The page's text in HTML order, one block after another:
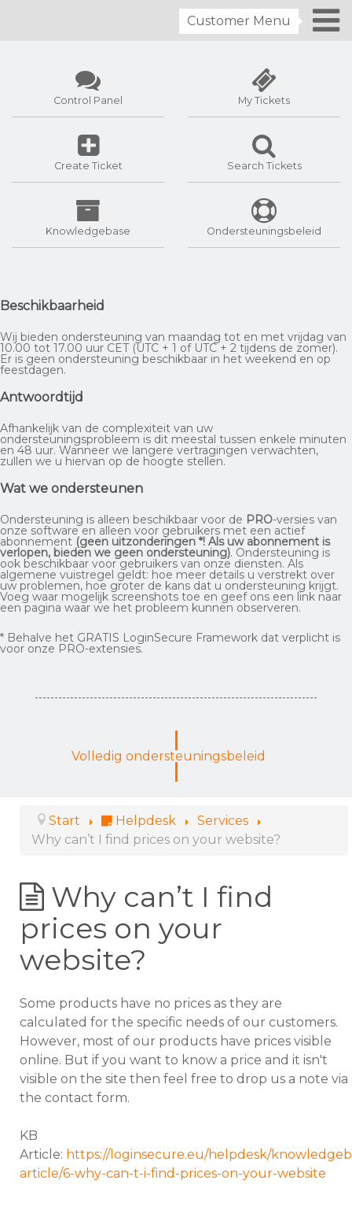
Customer Menu
Control Panel My Tickets
Create Ticket Search Tickets
Knowledgebase Ondersteuningsbeleid
Beschikbaarheid
Wij bieden ondersteuning van maandag tot en met vrijdag van
10.00 tot 17.00 uur CET (UTC + 1 of UTC + 2 tijdens de zomer).
Er is geen ondersteuning beschikbaar in het weekend en op
feestdagen.
Antwoordtijd
Afhankelijk van de complexiteit van uw
ondersteuningsprobleem is dit meestal tussen enkele minuten
en 48 uur. Wanneer we langere vertragingen verwachten,
zullen we u hiervan op de hoogte stellen.
Wat we ondersteunen
Ondersteuning is alleen beschikbaar voor de PRO-versies van
onze software en alleen voor gebruikers met een actief
abonnement (geen uitzonderingen *! Als uw abonnement is
verlopen, bieden we geen ondersteuning). Ondersteuning is
ook beschikbaar voor gebruikers van onze diensten. Als
algemene vuistregel geldt: hoe meer details u verstrekt over
uw problemen, hoe groter de kans dat u ondersteuning krijgt.
Voeg waar mogelijk screenshots toe en geef ons een link naar
een pagina waar we het probleem kunnen observeren.
* Behalve het GRATIS LoginSecure Framework dat verplicht is
voor onze PRO-extensies.
Volledig ondersteuningsbeleid
Start Helpdesk
Services
Why can’t I find prices on your website?
Why can’t I find
prices on your
website?
Some products have no prices as they are
calculated for the specific needs of our customers.
However, most of our products have prices visible
online. But if you want to know a price and it isn't
visible on the site then feel free to drop us a note via
the contact form.
KB
Article: https://loginsecure.eu/helpdesk/
article/6-why-can-t-i-find-prices-on-your-website